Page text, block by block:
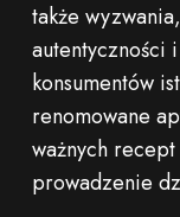
także
autentyczności
konsumentów
renomowane
ważnych
prowadzenie